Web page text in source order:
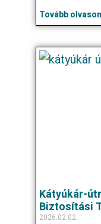
Tovább
Kátyúkár-
Biztosítási
2026.02.02.